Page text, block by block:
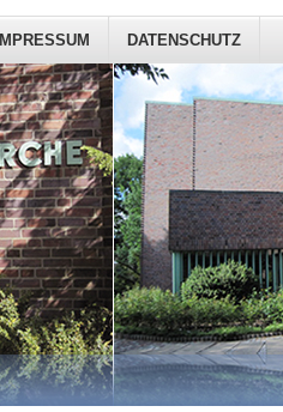
IMPRESSUM DATENSCHUTZ